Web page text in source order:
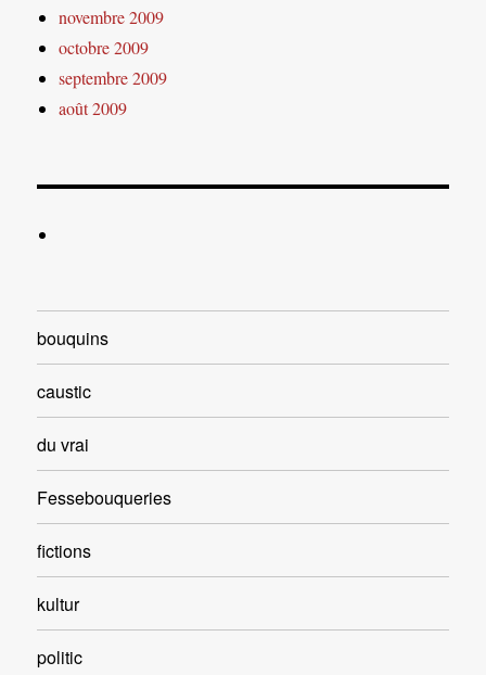
novembre 2009
octobre 2009
septembre 2009
août 2009
bouquins
caustic
du vrai
Fessebouqueries
fictions
kultur
politic